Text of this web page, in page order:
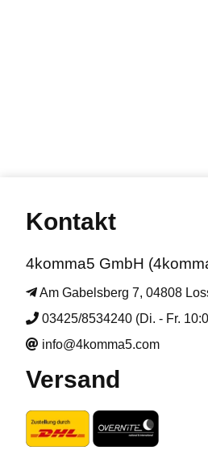
Kontakt
4komma5 GmbH
Am Gabelsberg 7, 04808
03425/8534240 (Di. - Fr.
info@4komma5.com
Versand